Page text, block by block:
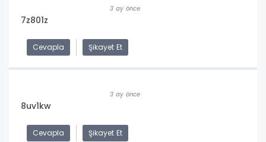
3 ay önce
7z801z
Cevapla Şikayet Et
3 ay önce
8uv1kw
Cevapla Şikayet Et